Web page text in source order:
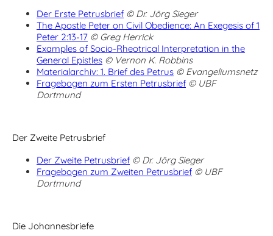
Der Erste Petrusbrief © Dr. Jörg Sieger
The Apostle Peter on Civil Obedience: An Exegesis of 1
Peter 2:13-17 © Greg Herrick
Examples of Socio-Rheotrical Interpretation in the
General Epistles © Vernon K. Robbins
Materialarchiv: 1. Brief des Petrus © Evangeliumsnetz
Fragebogen zum Ersten Petrusbrief © UBF
Dortmund
Der Zweite Petrusbrief
Der Zweite Petrusbrief © Dr. Jörg Sieger
Fragebogen zum Zweiten Petrusbrief © UBF
Dortmund
Die Johannesbriefe